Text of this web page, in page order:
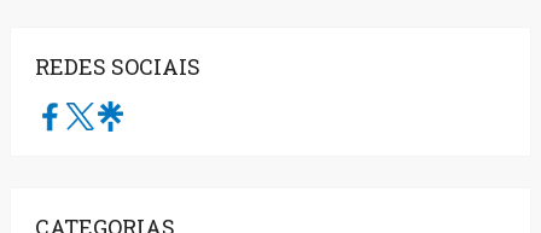
REDES SOCIAIS
CATEGORIAS